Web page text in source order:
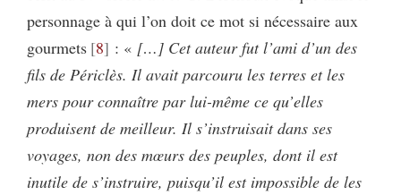
personnage à qui l’on doit ce mot si nécessaire aux
gourmets 8 : « […] Cet auteur fut l’ami d’un des
fils de Périclès. Il avait parcouru les terres et les
mers pour connaître par lui-même ce qu’elles
produisent de meilleur. Il s’instruisait dans ses
voyages, non des mœurs des peuples, dont il est
inutile de s’instruire, puisqu’il est impossible de les